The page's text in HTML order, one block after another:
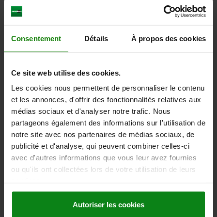
Consentement Détails À propos des cookies
Ce site web utilise des cookies.
Les cookies nous permettent de personnaliser le contenu
et les annonces, d'offrir des fonctionnalités relatives aux
médias sociaux et d'analyser notre trafic. Nous
partageons également des informations sur l'utilisation de
notre site avec nos partenaires de médias sociaux, de
publicité et d'analyse, qui peuvent combiner celles-ci
avec d'autres informations que vous leur avez fournies
ou qu'ils ont collectées lors de votre utilisation de leurs
Autoriser les cookies
Référence:03051-01-10
hors TVA
03051-01
POUSSOIR À RESSORT RESSORT STANDARD D=M12
COMP:ERGOT EN POM